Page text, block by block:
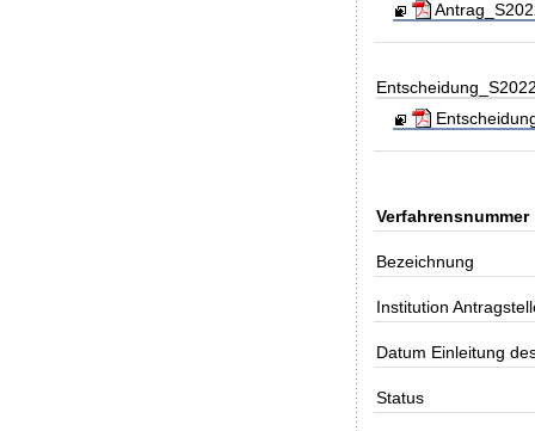
Verfahrensnummer
Bezeichnung
Institution
Datum Einleitung
Status